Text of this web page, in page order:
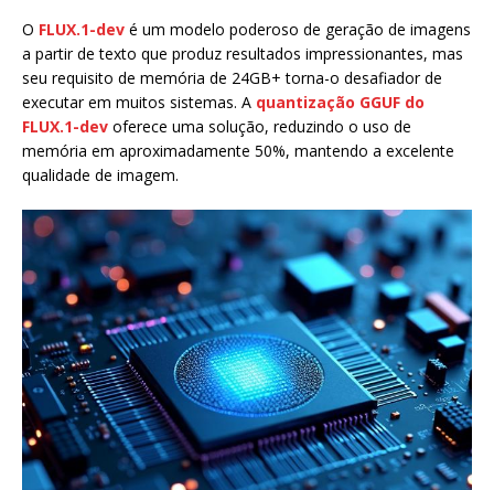
O FLUX.1-dev é um modelo poderoso de geração de imagens
a partir de texto que produz resultados impressionantes, mas
seu requisito de memória de 24GB+ torna-o desafiador de
executar em muitos sistemas. A quantização GGUF do
FLUX.1-dev oferece uma solução, reduzindo o uso de
memória em aproximadamente 50%, mantendo a excelente
qualidade de imagem.